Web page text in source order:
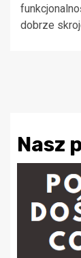
dobrze
Nasz